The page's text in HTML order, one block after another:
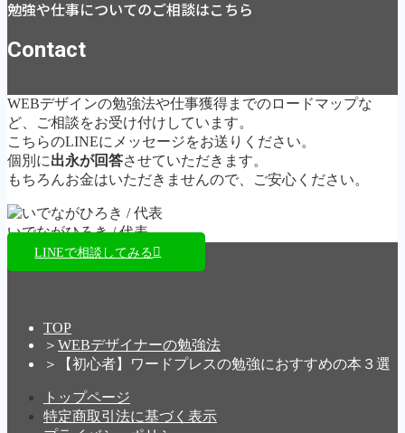
勉強や仕事についてのご相談はこちら
Contact
WEBデザインの勉強法や仕事獲得までのロードマップな
ど、ご相談をお受け付けしています。
こちらのLINEにメッセージをお送りください。
個別に出永が回答させていただきます。
もちろんお金はいただきませんので、ご安心ください。
いでながひろき / 代表
LINEで相談してみる
TOP
＞ WEBデザイナーの勉強法
＞
【初心者】ワードプレスの勉強におすすめの本３選
トップページ
特定商取引法に基づく表示